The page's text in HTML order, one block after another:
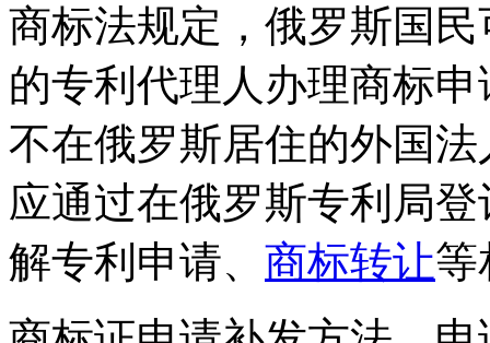
商标法规定，俄罗斯国
的专利代理人办理商标
不在俄罗斯居住的外国
应通过在俄罗斯专利局
解专利申请、 商标转让等